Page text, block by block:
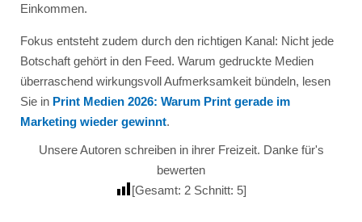
Einkommen.
Fokus entsteht zudem durch den richtigen Kanal: Nicht jede
Botschaft gehört in den Feed. Warum gedruckte Medien
überraschend wirkungsvoll Aufmerksamkeit bündeln, lesen
Sie in Print Medien 2026: Warum Print gerade im
Marketing wieder gewinnt.
Unsere Autoren schreiben in ihrer Freizeit. Danke für's
bewerten
[Gesamt: 2 Schnitt: 5]